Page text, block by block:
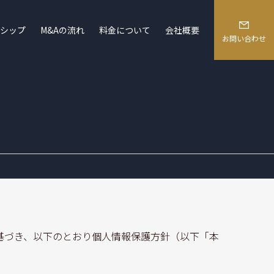
ップ M&Aの流れ 料金について 会社概要
お問い合わせ
き、以下のとおり個人情報保護方針（以下「本